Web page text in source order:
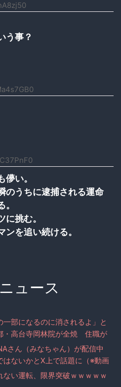
う事？
い。
のうちに逮捕される運命
挑む。
ンを追い続ける。
ュース
一部になるのに消されるよ」と
・高台寺岡林院が全焼 住職が
されていた事実が判明
さん（みなちゃん）が配信中
はないかとX上で話題に（※動画
ない運転、限界突破ｗｗｗｗｗ